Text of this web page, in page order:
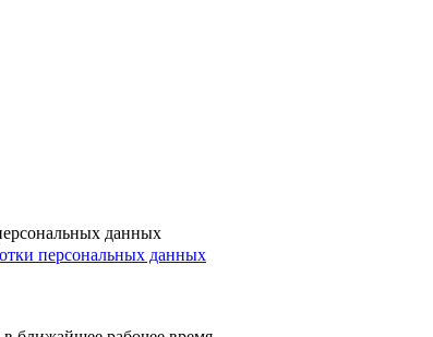
данных
персональных данных